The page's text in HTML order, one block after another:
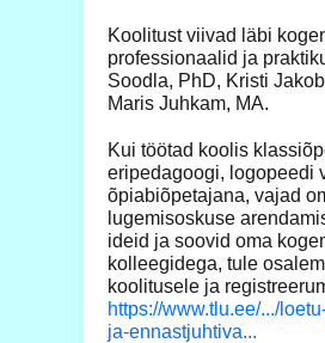
Koolitust viivad läbi
professionaalid ja
Soodla, PhD, Kristi
Maris Juhkam, MA.
Kui töötad koolis
eripedagoogi, logopeedi
õpiabiõpetajana, vajad
lugemisoskuse
ideid ja soovid oma
kolleegidega, tule
koolitusele ja
https://www.tlu.ee/.../
ja-ennastjuhtiva...